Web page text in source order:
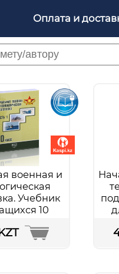
Оплата и
военная и
Учебник
10